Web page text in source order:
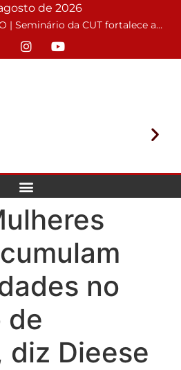
de 2026
BASTA DE FEMINICÍDIO | Seminário da CUT fortalece atuação sindical no enfrentamento à violência de gênero
no
de
diz Dieese